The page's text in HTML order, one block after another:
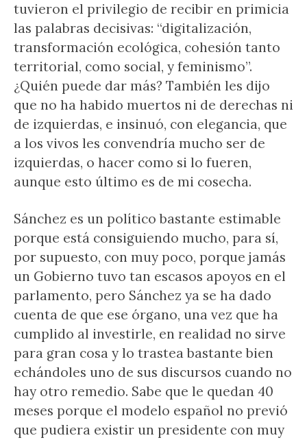
tuvieron el privilegio de recibir en primicia
las palabras decisivas: “digitalización,
transformación ecológica, cohesión tanto
territorial, como social, y feminismo”.
¿Quién puede dar más? También les dijo
que no ha habido muertos ni de derechas ni
de izquierdas, e insinuó, con elegancia, que
a los vivos les convendría mucho ser de
izquierdas, o hacer como si lo fueren,
aunque esto último es de mi cosecha.
Sánchez es un político bastante estimable
porque está consiguiendo mucho, para sí,
por supuesto, con muy poco, porque jamás
un Gobierno tuvo tan escasos apoyos en el
parlamento, pero Sánchez ya se ha dado
cuenta de que ese órgano, una vez que ha
cumplido al investirle, en realidad no sirve
para gran cosa y lo trastea bastante bien
echándoles uno de sus discursos cuando no
hay otro remedio. Sabe que le quedan 40
meses porque el modelo español no previó
que pudiera existir un presidente con muy